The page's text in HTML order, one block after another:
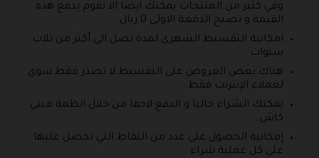
وفي كثير من المنتجات يمكنك ايضا الا تقوم بدفع هذه
القيمة و تصبح الدفعة الاولى 0 ريال .
امكانية التقسيط الشهري لمدة تصل الى أكثر من ثلاث
سنوات .
هناك بعض العروض على التقسيط لا تصدر فقط سوى
لعملاء الإنترنت فقط .
يمكنك الشراء حاليا و الدفع لاحقا من خلال انظمة ميني
كاش .
إمكانية الحصول على عدد من النقاط التي تحصل عليها
على كل عملية شراء .